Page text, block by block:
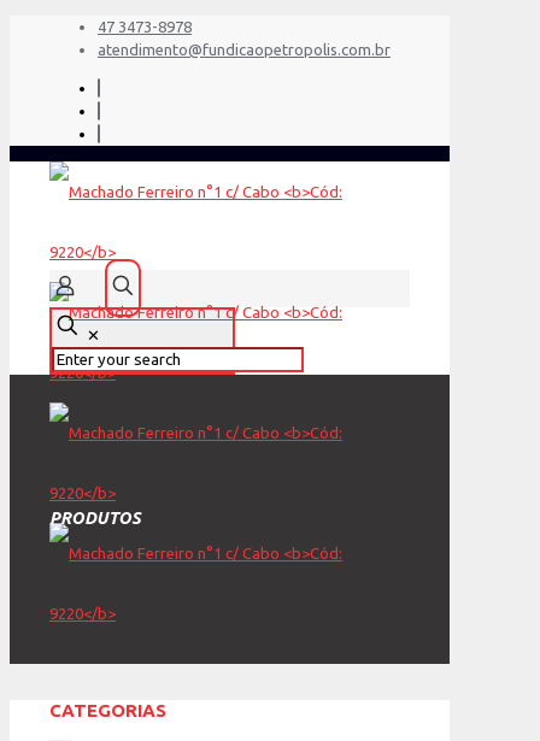
47 3473-8978
atendimento@fundicaopetropolis.com.br
✕
PRODUTOS
CATEGORIAS